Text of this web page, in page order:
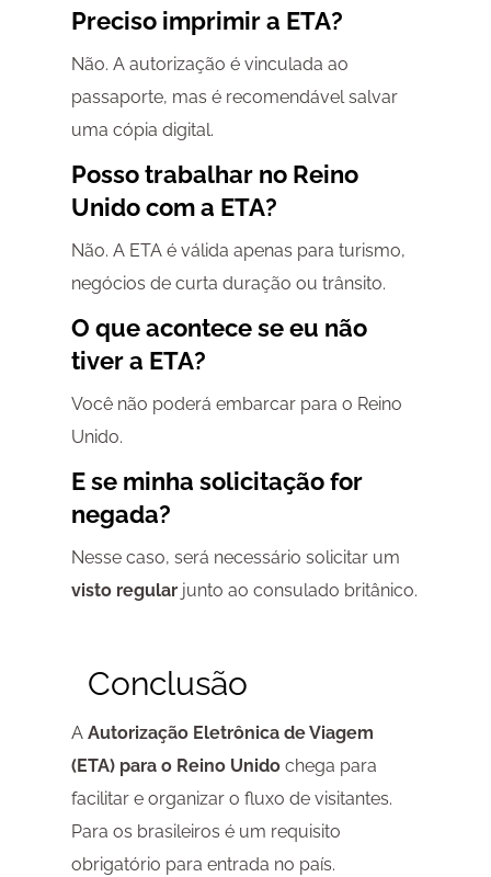
Preciso imprimir a ETA?
Não. A autorização é vinculada ao
passaporte, mas é recomendável salvar
uma cópia digital.
Posso trabalhar no Reino
Unido com a ETA?
Não. A ETA é válida apenas para turismo,
negócios de curta duração ou trânsito.
O que acontece se eu não
tiver a ETA?
Você não poderá embarcar para o Reino
Unido.
E se minha solicitação for
negada?
Nesse caso, será necessário solicitar um
visto regularjunto ao consulado britânico.
Conclusão
A Autorização Eletrônica de Viagem
(ETA) para o Reino Unidochega para
facilitar e organizar o fluxo de visitantes.
Para os brasileiros é um requisito
obrigatório para entrada no país.